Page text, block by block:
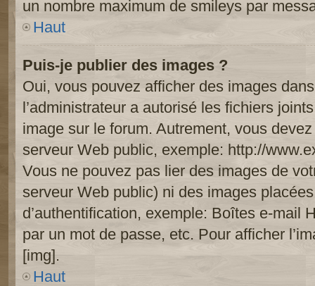
un nombre maximum de smileys par
Haut
Puis-je publier des images ?
Oui, vous pouvez afficher des images
l’administrateur a autorisé les fichiers
image sur le forum. Autrement, vous
serveur Web public, exemple: http://
Vous ne pouvez pas lier des images de
serveur Web public) ni des images
d’authentification, exemple: Boîtes e-mail
par un mot de passe, etc. Pour afficher
[img].
Haut